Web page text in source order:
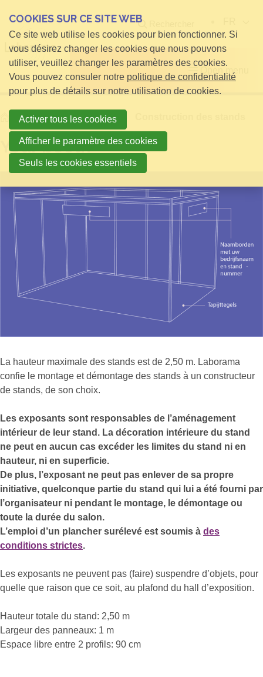
Open menu
HomeInfos pour Exposants
Your booth
La hauteur maximale des stands est de 2,50 m. Laborama
confie le montage et démontage des stands à un constructeur
de stands, de son choix.
Les exposants sont responsables de l’aménagement
intérieur de leur stand. La décoration intérieure du stand
ne peut en aucun cas excéder les limites du stand ni en
hauteur, ni en superficie.
De plus, l’exposant ne peut pas enlever de sa propre
initiative, quelconque partie du stand qui lui a été fourni par
l’organisateur ni pendant le montage, le démontage ou
toute la durée du salon.
L’emploi d’un plancher surélevé est soumis à des
conditions strictes.
Les exposants ne peuvent pas (faire) suspendre d’objets, pour
quelle que raison que ce soit, au plafond du hall d’exposition.
Hauteur totale du stand: 2,50 m
Largeur des panneaux: 1 m
Espace libre entre 2 profils: 90 cm
COOKIES SUR CE SITE WEB
Ce site web utilise les cookies pour bien fonctionner. Si
vous désirez changer les cookies que nous pouvons
utiliser, veuillez changer les paramètres des cookies.
Vous pouvez consuler notre politique de confidentialité
pour plus de détails sur notre utilisation de cookies.
Activer tous les cookies
Afficher le paramètre des cookies
Seuls les cookies essentiels